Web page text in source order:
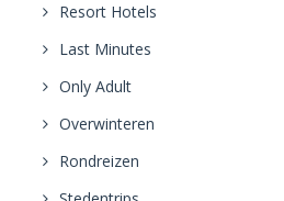
Resort Hotels
Last Minutes
Only Adult
Overwinteren
Rondreizen